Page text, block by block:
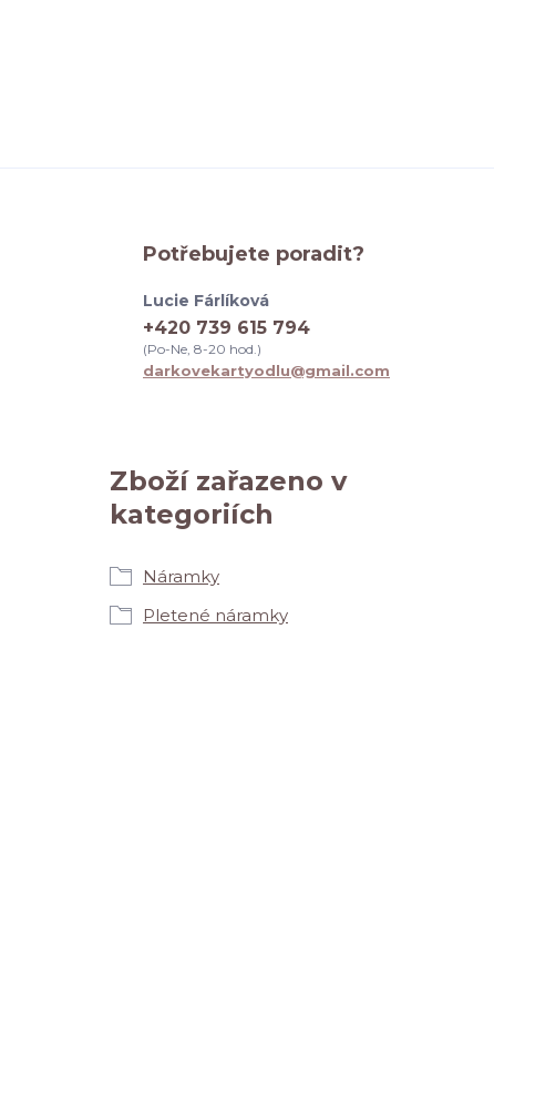
Zboží zařazeno v
kategoriích
Náramky
Pletené náramky
Potřebujete poradit?
Lucie Fárlíková
+420 739 615 794
(Po-Ne, 8-20 hod.)
darkovekartyodlu@gmail.com